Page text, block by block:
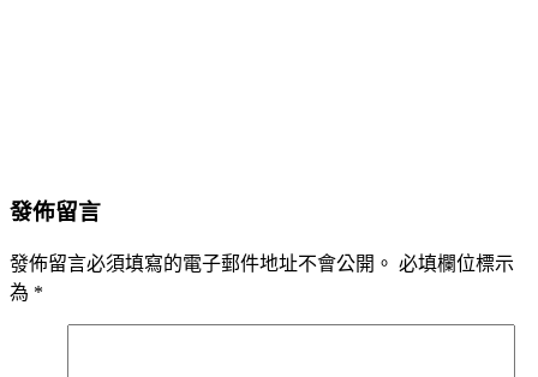
發佈留言
發佈留言必須填寫的電子郵件地址不會公開。 必填欄位標示
為 *